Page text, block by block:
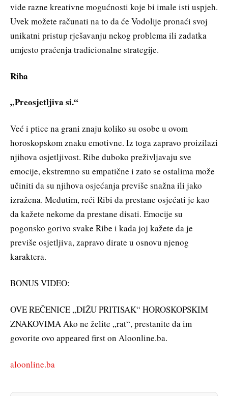
vide razne kreativne mogućnosti koje bi imale isti uspjeh.
Uvek možete računati na to da će Vodolije pronaći svoj
unikatni pristup rješavanju nekog problema ili zadatka
umjesto praćenja tradicionalne strategije.
Riba
„Preosjetljiva si.“
Već i ptice na grani znaju koliko su osobe u ovom
horoskopskom znaku emotivne. Iz toga zapravo proizilazi
njihova osjetljivost. Ribe duboko preživljavaju sve
emocije, ekstremno su empatične i zato se ostalima može
učiniti da su njihova osjećanja previše snažna ili jako
izražena. Međutim, reći Ribi da prestane osjećati je kao
da kažete nekome da prestane disati. Emocije su
pogonsko gorivo svake Ribe i kada joj kažete da je
previše osjetljiva, zapravo dirate u osnovu njenog
karaktera.
BONUS VIDEO:
OVE REČENICE „DIŽU PRITISAK“ HOROSKOPSKIM
ZNAKOVIMA Ako ne želite „rat“, prestanite da im
govorite ovo appeared first on Aloonline.ba.
aloonline.ba